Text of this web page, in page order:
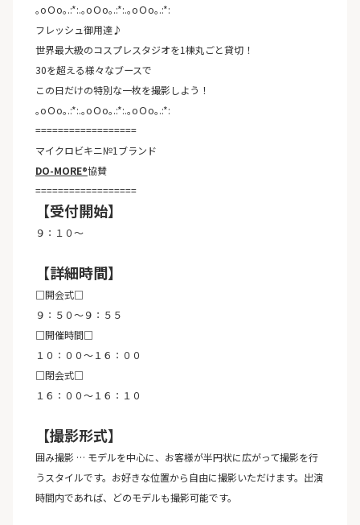
｡oＯo｡.:*:.｡oＯo｡.:*:.｡oＯo｡.:*:
フレッシュ御用達♪
世界最大級のコスプレスタジオを1棟丸ごと貸切！
30を超える様々なブースで
この日だけの特別な一枚を撮影しよう！
｡oＯo｡.:*:.｡oＯo｡.:*:.｡oＯo｡.:*:
==================
マイクロビキニ№1ブランド
DO-MORE®協賛
==================
【受付開始】
９：１０〜
【詳細時間】
□開会式□
９：５０～９：５５
□開催時間□
１０：００～１６：００
□閉会式□
１６：００～１６：１０
【撮影形式】
囲み撮影 … モデルを中心に、お客様が半円状に広がって撮影を行
うスタイルです。お好きな位置から自由に撮影いただけます。出演
時間内であれば、どのモデルも撮影可能です。